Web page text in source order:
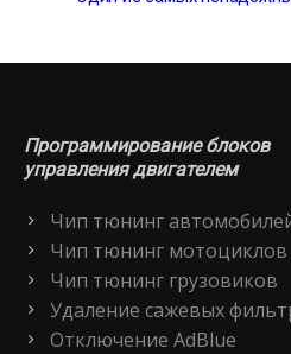
Программирование блоков
управления двигателем
Чип тюнинг
Чип тюнинг мотоциклов
Чип тюнинг грузовиков
Удаление сажевых
Отключение AdBlue